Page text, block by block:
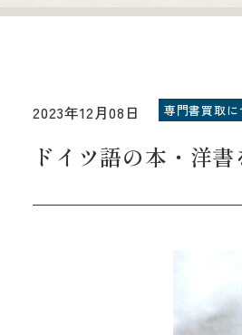
2023年12月08日 専門書買取
ドイツ語の本・洋